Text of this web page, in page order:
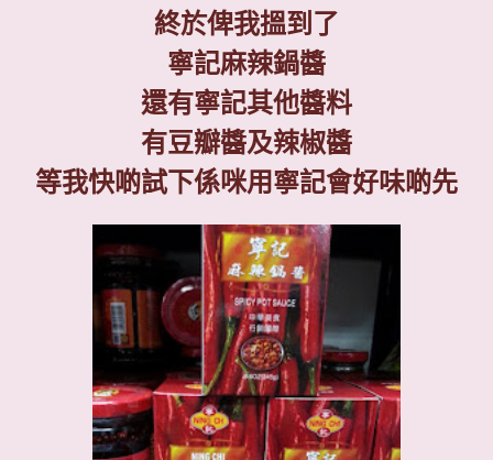
終於俾我搵到了
寧記麻辣鍋醬
還有寧記其他醬料
有豆瓣醬及辣椒醬
等我快啲試下係咪用寧記會好味啲先